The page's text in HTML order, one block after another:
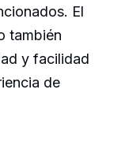
El
también
y facilidad
de